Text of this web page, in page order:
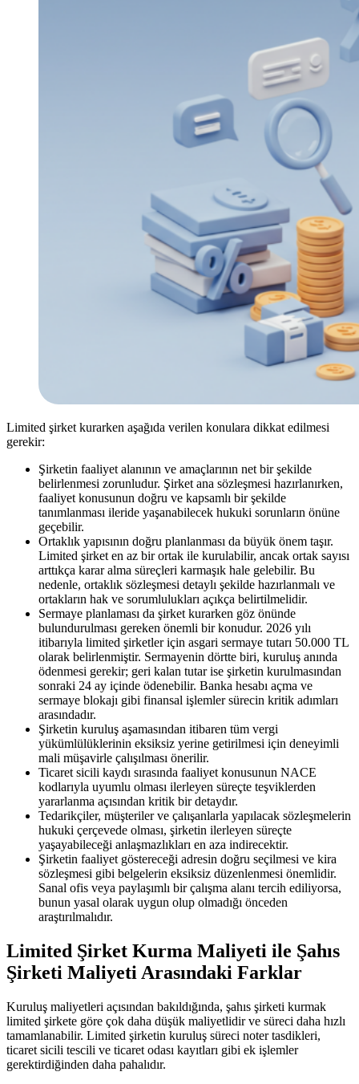
Limited şirket kurarken aşağıda verilen konulara dikkat edilmesi
gerekir:
Şirketin faaliyet alanının ve amaçlarının net bir şekilde
belirlenmesi zorunludur. Şirket ana sözleşmesi hazırlanırken,
faaliyet konusunun doğru ve kapsamlı bir şekilde
tanımlanması ileride yaşanabilecek hukuki sorunların önüne
geçebilir.
Ortaklık yapısının doğru planlanması da büyük önem taşır.
Limited şirket en az bir ortak ile kurulabilir, ancak ortak sayısı
arttıkça karar alma süreçleri karmaşık hale gelebilir. Bu
nedenle, ortaklık sözleşmesi detaylı şekilde hazırlanmalı ve
ortakların hak ve sorumlulukları açıkça belirtilmelidir.
Sermaye planlaması da şirket kurarken göz önünde
bulundurulması gereken önemli bir konudur. 2026 yılı
itibarıyla limited şirketler için asgari sermaye tutarı 50.000 TL
olarak belirlenmiştir. Sermayenin dörtte biri, kuruluş anında
ödenmesi gerekir; geri kalan tutar ise şirketin kurulmasından
sonraki 24 ay içinde ödenebilir. Banka hesabı açma ve
sermaye blokajı gibi finansal işlemler sürecin kritik adımları
arasındadır.
Şirketin kuruluş aşamasından itibaren tüm vergi
yükümlülüklerinin eksiksiz yerine getirilmesi için deneyimli
mali müşavirle çalışılması önerilir.
Ticaret sicili kaydı sırasında faaliyet konusunun NACE
kodlarıyla uyumlu olması ilerleyen süreçte teşviklerden
yararlanma açısından kritik bir detaydır.
Tedarikçiler, müşteriler ve çalışanlarla yapılacak sözleşmelerin
hukuki çerçevede olması, şirketin ilerleyen süreçte
yaşayabileceği anlaşmazlıkları en aza indirecektir.
Şirketin faaliyet göstereceği adresin doğru seçilmesi ve kira
sözleşmesi gibi belgelerin eksiksiz düzenlenmesi önemlidir.
Sanal ofis veya paylaşımlı bir çalışma alanı tercih ediliyorsa,
bunun yasal olarak uygun olup olmadığı önceden
araştırılmalıdır.
Limited Şirket Kurma Maliyeti ile Şahıs
Şirketi Maliyeti Arasındaki Farklar
Kuruluş maliyetleri açısından bakıldığında, şahıs şirketi kurmak
limited şirkete göre çok daha düşük maliyetlidir ve süreci daha hızlı
tamamlanabilir. Limited şirketin kuruluş süreci noter tasdikleri,
ticaret sicili tescili ve ticaret odası kayıtları gibi ek işlemler
gerektirdiğinden daha pahalıdır.